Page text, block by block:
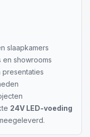
slaapkamers
showrooms
24V LED-voeding